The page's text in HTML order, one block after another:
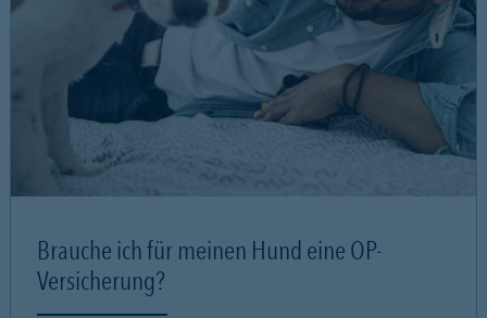
Brauche ich für meinen Hund eine OP-
Versicherung?